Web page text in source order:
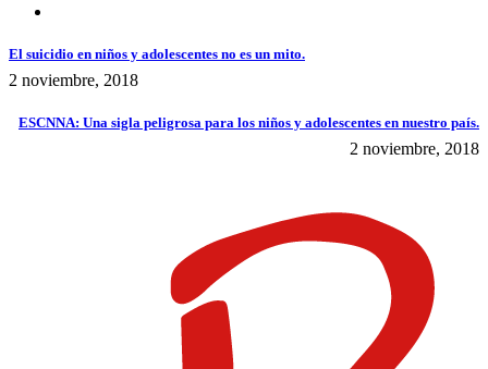
El suicidio en niños y adolescentes no es un mito.
2 noviembre, 2018
ESCNNA: Una sigla peligrosa para los niños y adolescentes en nuestro país.
2 noviembre, 2018